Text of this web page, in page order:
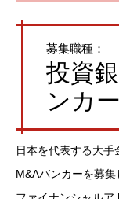
募集職種：
投資
ンカー
日本を代表する大
M&Aバンカーを募